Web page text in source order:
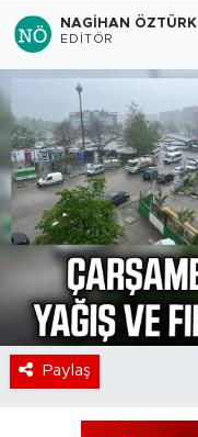
NAGIHAN ÖZTÜRK
EDITÖR
Paylaş